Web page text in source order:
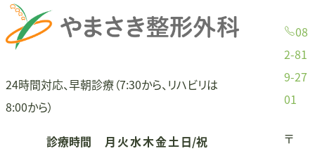
24時間対応、早朝診療（7:30から、リハビリは
8:00から）
診療時間 月 火水木金土 日/祝
08
2-81
9-27
01
〒